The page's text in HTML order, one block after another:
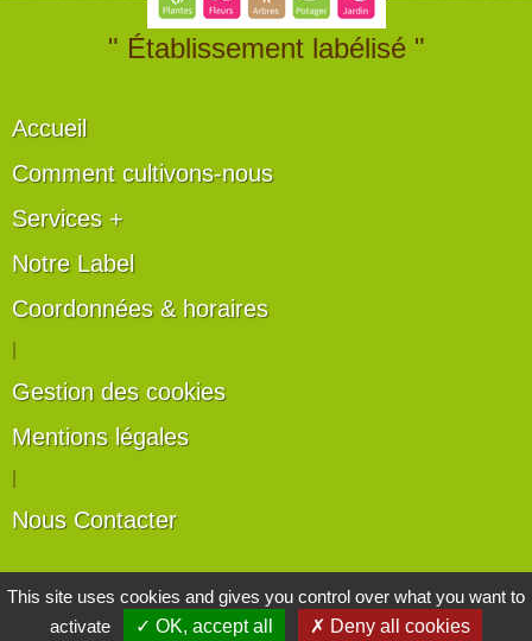
" Établissement labélisé "
Accueil
Comment cultivons-nous
Services +
Notre Label
Coordonnées & horaires
Gestion des cookies
Mentions légales
Nous Contacter
Les artisans du végétal
Horticulteurs et pépinièristes de France
This site uses cookies and gives you control over what you want to
activate
✓ OK, accept all ✗ Deny all cookies